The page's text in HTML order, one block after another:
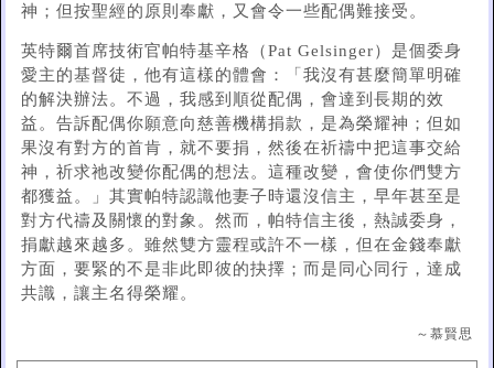
神；但按聖經的原則奉獻，又會令一些配偶難接受。
英特爾首席技術官帕特基辛格（Pat Gelsinger）是個委身
愛主的基督徒，他有這樣的體會：「我沒有甚麼簡單明確
的解決辦法。不過，我感到順從配偶，會達到長期的效
益。告訴配偶你願意向慈善機構捐款，是為榮耀神；但如
果沒有對方的首肯，就不要捐，然後在祈禱中把這事交給
神，祈求祂改變你配偶的想法。這種改變，會使你們雙方
都獲益。」其實帕特認識他妻子時還沒信主，早年甚至是
對方代禱及關懷的對象。然而，帕特信主後，熱誠委身，
捐獻越來越多。雖然雙方靈程或許不一樣，但在金錢奉獻
方面，要緊的不是非此即彼的抉擇；而是同心同行，達成
共識，讓主名得榮耀。
～慕賢思